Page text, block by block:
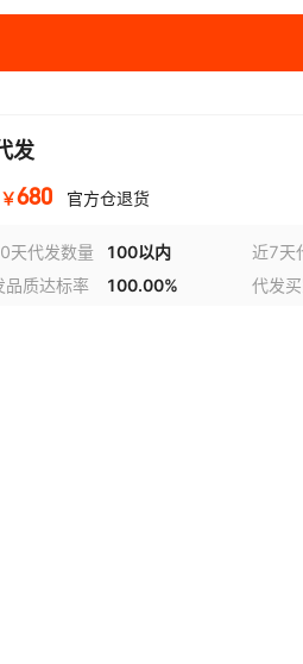
发
￥680 官方仓退货
天代发数量 100以内 近7天
品质达标率
100.00% 代发